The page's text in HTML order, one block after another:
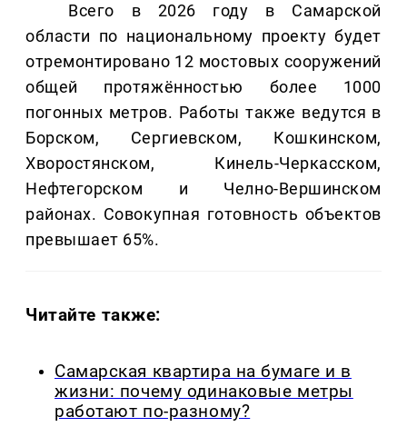
Всего в 2026 году в Самарской
области по национальному проекту будет
отремонтировано 12 мостовых сооружений
общей протяжённостью более 1000
погонных метров. Работы также ведутся в
Борском, Сергиевском, Кошкинском,
Хворостянском, Кинель-Черкасском,
Нефтегорском и Челно-Вершинском
районах. Совокупная готовность объектов
превышает 65%.
Читайте также:
Самарская квартира на бумаге и в
жизни: почему одинаковые метры
работают по-разному?